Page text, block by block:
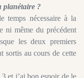
planétaire ?
temps nécessaire à la
ni même du précédent
les deux premiers
sortis au cours de cette